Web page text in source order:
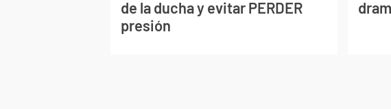
de la ducha y evitar PERDER
presión